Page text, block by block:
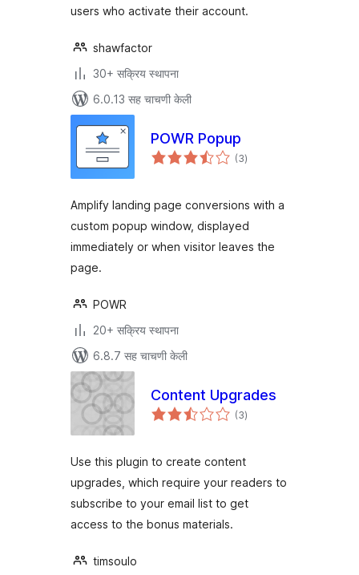
users who activate their account.
shawfactor
30+ सक्रिय स्थापना
6.0.13 सह चाचणी केली
POWR Popup
(3एकूण
मूल्यांकन
)
Amplify landing page conversions with a
custom popup window, displayed
immediately or when visitor leaves the
page.
POWR
20+ सक्रिय स्थापना
6.8.7 सह चाचणी केली
Content Upgrades
(3एकूण
मूल्यांकन
)
Use this plugin to create content
upgrades, which require your readers to
subscribe to your email list to get
access to the bonus materials.
timsoulo